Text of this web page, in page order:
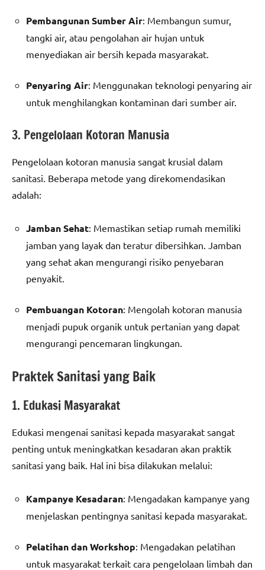
Pembangunan Sumber Air: Membangun sumur,
tangki air, atau pengolahan air hujan untuk
menyediakan air bersih kepada masyarakat.
Penyaring Air: Menggunakan teknologi penyaring air
untuk menghilangkan kontaminan dari sumber air.
3. Pengelolaan Kotoran Manusia
Pengelolaan kotoran manusia sangat krusial dalam
sanitasi. Beberapa metode yang direkomendasikan
adalah:
Jamban Sehat: Memastikan setiap rumah memiliki
jamban yang layak dan teratur dibersihkan. Jamban
yang sehat akan mengurangi risiko penyebaran
penyakit.
Pembuangan Kotoran: Mengolah kotoran manusia
menjadi pupuk organik untuk pertanian yang dapat
mengurangi pencemaran lingkungan.
Praktek Sanitasi yang Baik
1. Edukasi Masyarakat
Edukasi mengenai sanitasi kepada masyarakat sangat
penting untuk meningkatkan kesadaran akan praktik
sanitasi yang baik. Hal ini bisa dilakukan melalui:
Kampanye Kesadaran: Mengadakan kampanye yang
menjelaskan pentingnya sanitasi kepada masyarakat.
Pelatihan dan Workshop: Mengadakan pelatihan
untuk masyarakat terkait cara pengelolaan limbah dan